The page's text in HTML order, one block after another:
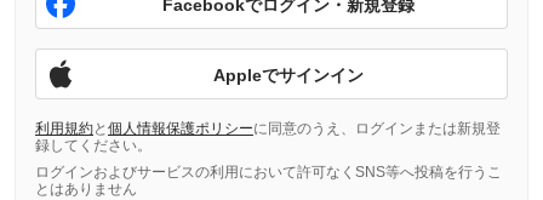
Appleでサインイン
利用規約と個人情報保護ポリシーに同意のうえ、ログインまたは新規登
録してください。
ログインおよびサービスの利用において許可なくSNS等へ投稿を行うこ
とはありません